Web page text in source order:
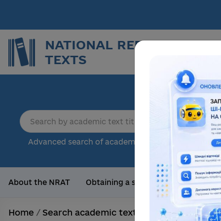
NATIONAL REPOSITORY
TEXTS
Advanced search of academic text
About the NRAT Obtaining a scientific degree
Home / Search academic texts